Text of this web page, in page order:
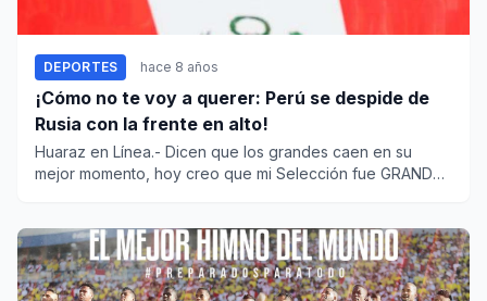
DEPORTES hace 8 años
¡Cómo no te voy a querer: Perú se despide de
Rusia con la frente en alto!
Huaraz en Línea.- Dicen que los grandes caen en su
mejor momento, hoy creo que mi Selección fue GRANDE.